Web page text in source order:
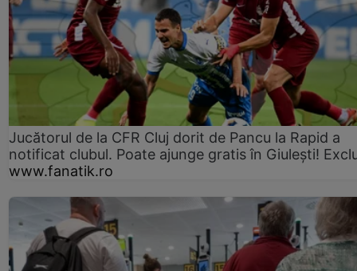
Jucătorul de la CFR Cluj dorit de Pancu la Rapid a
notificat clubul. Poate ajunge gratis în Giulești!
www.fanatik.ro